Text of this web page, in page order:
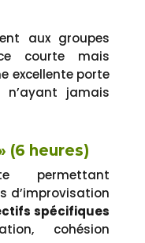
aux groupes
courte mais
excellente porte
n’ayant jamais
(6 heures)
permettant
d’improvisation
spécifiques
cohésion